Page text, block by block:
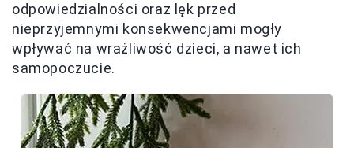
odpowiedzialności oraz lęk przed
nieprzyjemnymi konsekwencjami mogły
wpływać na wrażliwość dzieci, a nawet ich
samopoczucie.